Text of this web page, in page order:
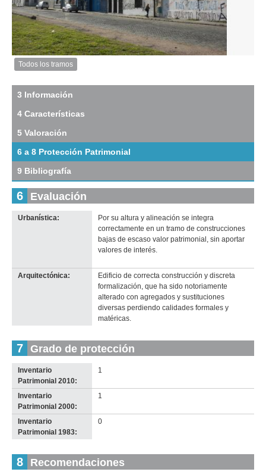
Imagen
tramo:
25
Agosto
1825
(R
12)
Descargar
tamaño
original
Todos los tramos
3 Información
4 Características
5 Valoración
6 a 8 Protección Patrimonial
9 Bibliografía
6 Evaluación
Urbanística:
Por su altura y alineación se integra
correctamente en un tramo de construcciones
bajas de escaso valor patrimonial , sin aportar
valores de interés.
Arquitectónica:
Edificio de correcta construcción y discreta
formalización, que ha sido notoriamente
alterado con agregados y sustituciones
diversas perdiendo calidades formales y
matéricas.
7 Grado de protección
Inventario
Patrimonial 2010:
1
Inventario
Patrimonial 2000:
1
Inventario
Patrimonial 1983:
0
8 Recomendaciones